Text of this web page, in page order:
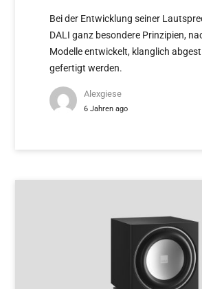
Bei der Entwicklung seiner
DALI ganz besondere Prinzipien,
Modelle entwickelt, klanglich
gefertigt werden.
Alexgiese
6 Jahren ago